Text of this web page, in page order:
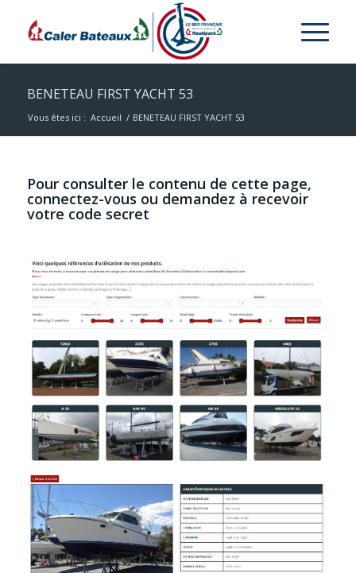
BENETEAU FIRST YACHT 53
Vous êtes ici : Accueil / BENETEAU FIRST YACHT 53
Pour consulter le contenu de cette page,
connectez-vous ou demandez à recevoir
votre code secret